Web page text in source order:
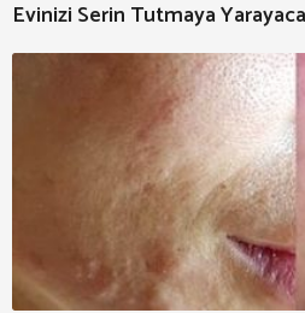
Evinizi Serin Tutmaya